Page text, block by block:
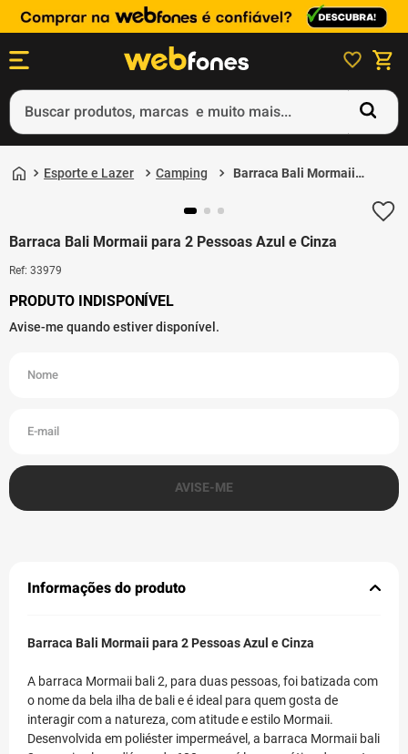
Buscar produtos, marcas e muito mais...
Esporte e Lazer Camping
Barraca Bali Mormaii
Barraca Bali Mormaii para 2 Pessoas Azul e Cinza
Ref: 33979
Informações do produto
Barraca Bali Mormaii para 2 Pessoas Azul e Cinza
A barraca Mormaii bali 2, para duas pessoas, foi batizada com
o nome da bela ilha de bali e é ideal para quem gosta de
interagir com a natureza, com atitude e estilo Mormaii.
Desenvolvida em poliéster impermeável, a barraca Mormaii bali
3º
ps4